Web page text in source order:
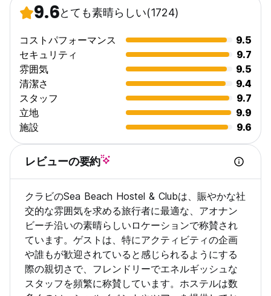
9.6とても素晴らしい(1724)
コストパフォーマンス
9.5
セキュリティ
9.7
雰囲気
9.5
清潔さ
9.4
スタッフ
9.7
立地
9.9
施設
9.6
レビューの要約
クラビのSea Beach Hostel & Clubは、賑やかな社
交的な雰囲気を求める旅行者に最適な、アオナン
ビーチ沿いの素晴らしいロケーションで称賛され
ています。ゲストは、特にアクティビティの企画
や誰もが歓迎されていると感じられるようにする
際の親切さで、フレンドリーでエネルギッシュな
スタッフを頻繁に称賛しています。ホステルは数